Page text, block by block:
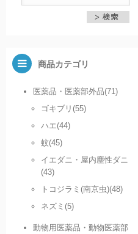
商品カテゴリ
医薬品・医薬部外品(71)
ゴキブリ(55)
ハエ(44)
蚊(45)
イエダニ・屋内塵性ダニ
(43)
トコジラミ(南京虫)(48)
ネズミ(5)
動物用医薬品・動物医薬部